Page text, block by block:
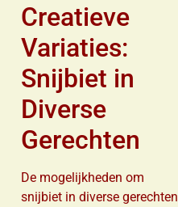
Creatieve
Variaties:
Snijbiet in
Diverse
Gerechten
De mogelijkheden om
snijbiet in diverse gerechten